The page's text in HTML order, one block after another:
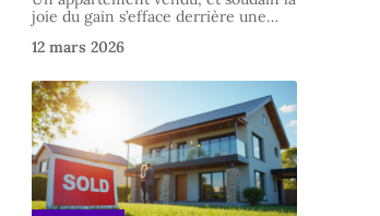
joie du gain s’efface derrière une…
12 mars 2026